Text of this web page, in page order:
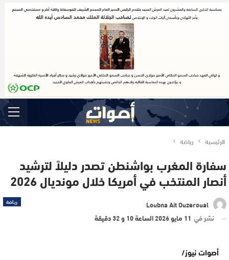
الرئيسية رياضة
سفارة المغرب بواشنطن تصدر دليلاً لترشيد
أنصار المنتخب في أمريكا خلال مونديال 2026
رياضة
Loubna Ait Ouzeroual
نشر في 11 مايو 2026 الساعة 10 و 32 دقيقة
أصوات نيوز/